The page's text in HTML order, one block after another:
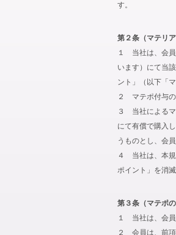
す。
第２条（マテリ
１ 当社は、会員
います）にて当
ント」（以下「
２ マテポ付与の
３ 当社によるマ
にて有償で購入
うものとし、会
４ 当社は、本規
ポイント」を消
第３条（マテポの
１ 当社は、会員
２ 会員は、前項